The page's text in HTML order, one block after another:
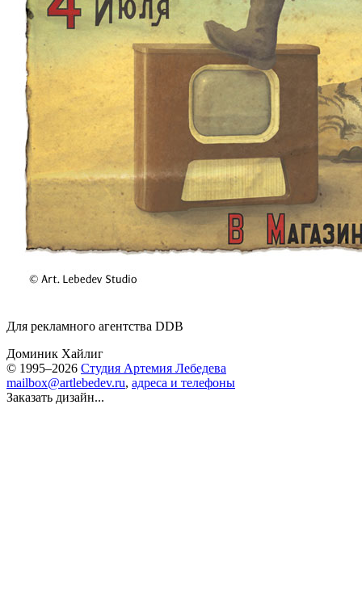
Для рекламного агентства DDB
Доминик Хайлиг
© 1995–2026 Студия Артемия Лебедева
mailbox@artlebedev.ru, адреса и телефоны
Заказать дизайн...